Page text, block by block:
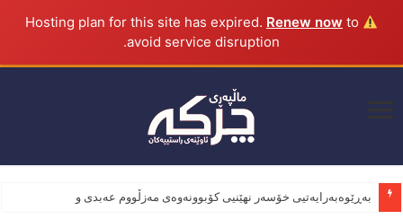
Renew now to
avoid service disruption.
بەڕێوەبەرایەتیی خۆسەر نهێنیی کۆبوونەوەی مەزڵووم عەبدی و وەزیری